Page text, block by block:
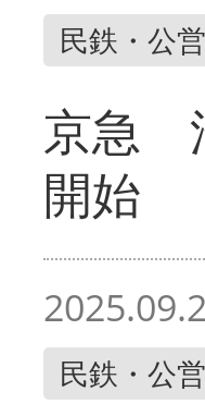
民鉄・公
京急
開始
民鉄・公